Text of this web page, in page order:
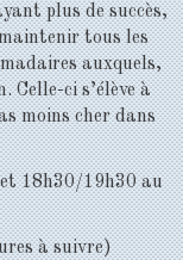
plus de succès,
tous les
auxquels,
Celle-ci s’élève à
moins cher dans
18h30/19h30 au
à suivre)